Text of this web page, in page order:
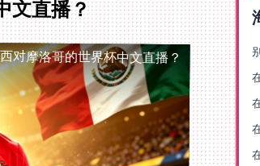
文直播？
对摩洛哥的世界杯中文直播？